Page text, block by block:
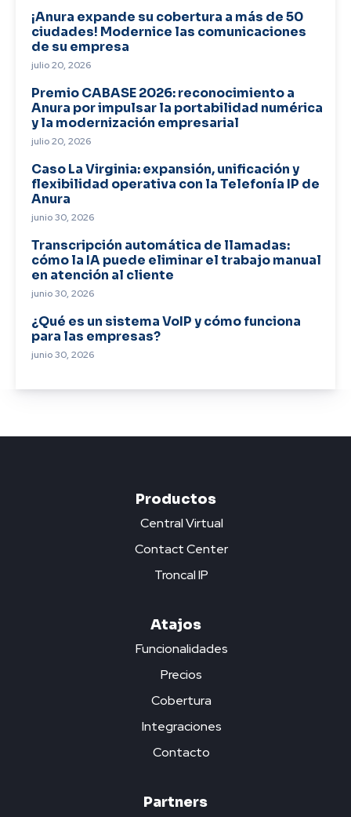
¡Anura expande su cobertura a más de 50
ciudades! Modernice las comunicaciones
de su empresa
julio 20, 2026
Premio CABASE 2026: reconocimiento a
Anura por impulsar la portabilidad numérica
y la modernización empresarial
julio 20, 2026
Caso La Virginia: expansión, unificación y
flexibilidad operativa con la Telefonía IP de
Anura
junio 30, 2026
Transcripción automática de llamadas:
cómo la IA puede eliminar el trabajo manual
en atención al cliente
junio 30, 2026
¿Qué es un sistema VoIP y cómo funciona
para las empresas?
junio 30, 2026
Productos
Central Virtual
Contact Center
Troncal IP
Atajos
Funcionalidades
Precios
Cobertura
Integraciones
Contacto
Partners